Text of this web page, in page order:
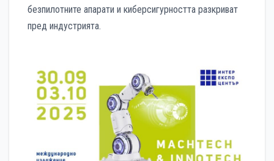
безпилотните апарати и киберсигурността разкриват
пред индустрията.